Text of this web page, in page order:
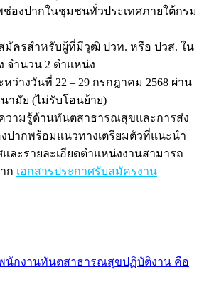
องปากในชุมชนทั่วประเทศภายใต้กรม
มัครสำหรับผู้ที่มีวุฒิ ปวท. หรือ ปวส. ใน
จำนวน 2 ตำแหน่ง
ว่างวันที่ 22 – 29 กรกฎาคม 2568 ผ่าน
ามัย (ไม่รับโอนย้าย)
วามรู้ด้านทันตสาธารณสุขและการส่ง
ปากพร้อมแนวทางเตรียมตัวที่แนะนำ
และรายละเอียดตำแหน่งงานสามารถ
ก เอกสารประกาศรับสมัครงาน
นักงานทันตสาธารณสุขปฏิบัติงาน คือ